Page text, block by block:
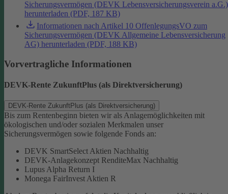
Sicherungsvermögen (DEVK Lebensversicherungsverein a.G.)
herunterladen (PDF, 187 KB)
Informationen nach Artikel 10 OffenlegungsVO zum
Sicherungsvermögen (DEVK Allgemeine Lebensversicherung
AG) herunterladen (PDF, 188 KB)
Vorvertragliche Informationen
DEVK-Rente ZukunftPlus (als Direktversicherung)
DEVK-Rente ZukunftPlus (als Direktversicherung)
Bis zum Rentenbeginn bieten wir als Anlagemöglichkeiten mit
ökologischen und/oder sozialen Merkmalen unser
Sicherungsvermögen sowie folgende Fonds an:
DEVK SmartSelect Aktien Nachhaltig
DEVK-Anlagekonzept RenditeMax Nachhaltig
Lupus Alpha Return I
Monega FairInvest Aktien R